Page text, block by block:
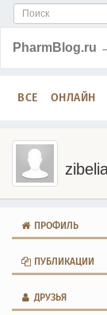
PharmBlog.ru
ВСЕ ОНЛАЙН
ПРОФИЛЬ
ПУБЛИКАЦИИ
ДРУЗЬЯ